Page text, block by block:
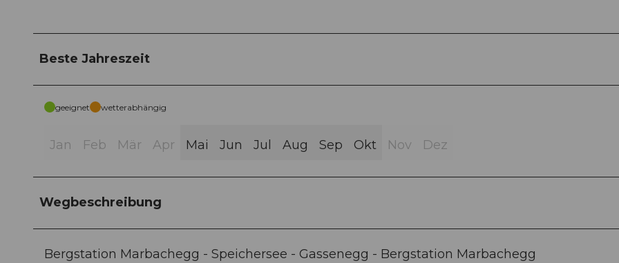
Beste Jahreszeit
geeignet wetterabhängig
Jan Feb Mär Apr Mai Jun Jul Aug Sep Okt Nov Dez
Wegbeschreibung
Bergstation Marbachegg - Speichersee - Gassenegg - Bergstation Marbachegg